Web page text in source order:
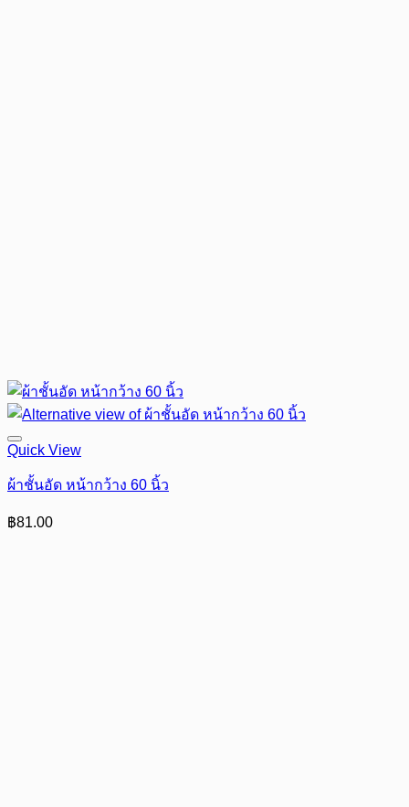
Quick View
ผ้าชั้นอัด หน้ากว้าง 60 นิ้ว
฿81.00